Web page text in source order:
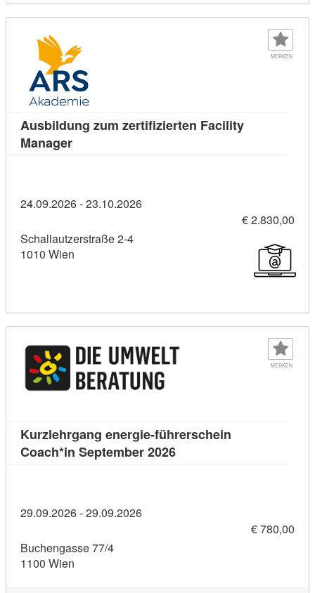
MERKEN
Ausbildung zum zertifizierten Facility
ManagerKursdetail: Ausbildung zum zertifizierten
24.09.2026 - 23.10.2026
€ 2.830,00
Schallautzerstraße 2-4
1010 Wien
MERKEN
Kurzlehrgang energie-führerschein
Coach*in September 2026Kursdetail: Kurzlehrgang
29.09.2026 - 29.09.2026
€ 780,00
Buchengasse 77/4
1100 Wien